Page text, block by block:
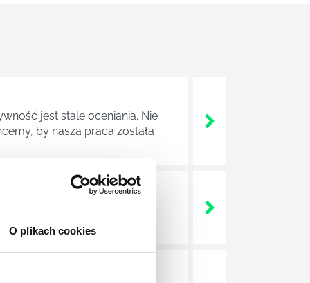
O plikach cookies
jest stale oceniania. Nie
by nasza praca została
umysły, mechanizmów